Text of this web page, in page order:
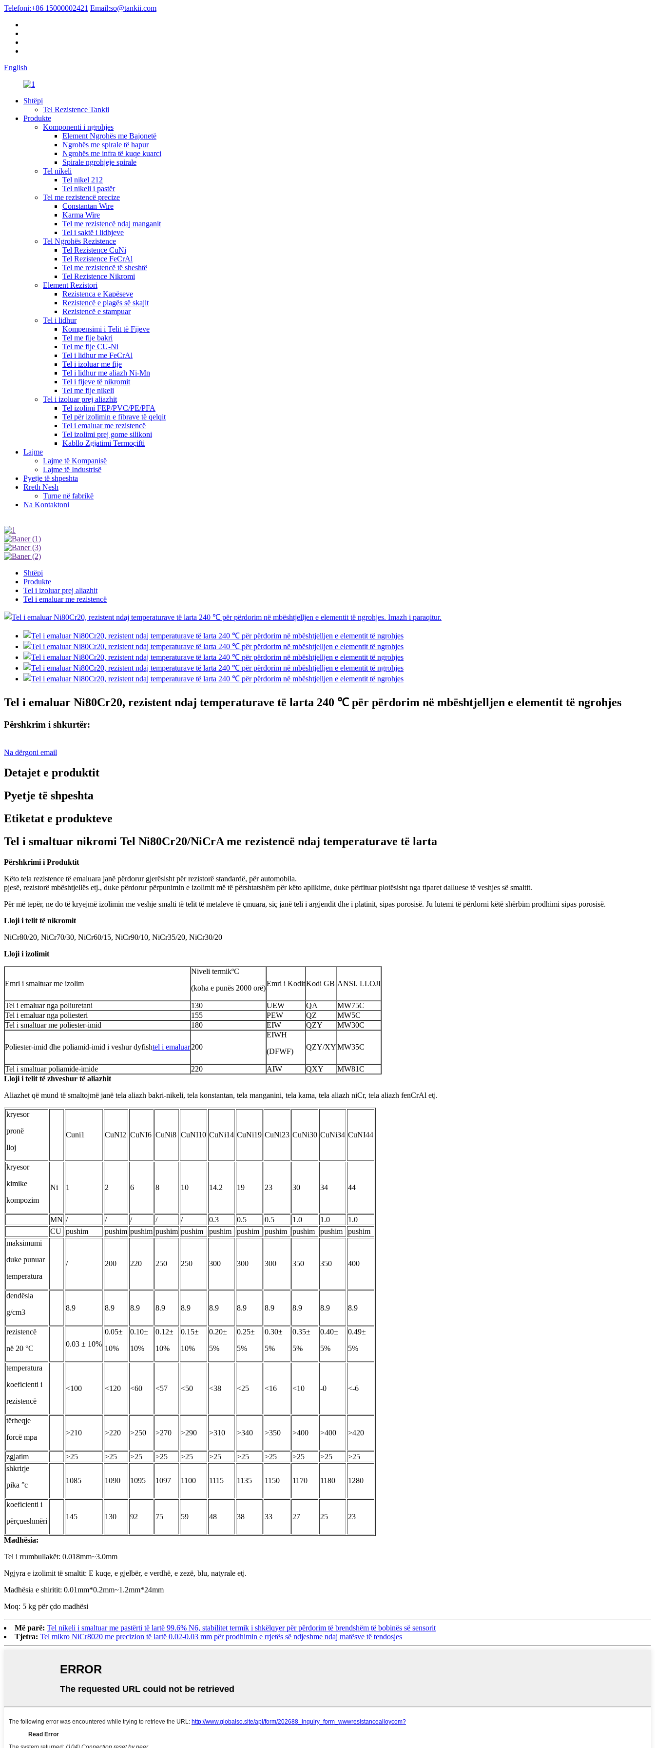
Telefoni:+86 15000002421 Email:so@tankii.com
English
Shtëpi
Tel Rezistence Tankii
Produkte
Komponenti i ngrohjes
Element Ngrohës me Bajonetë
Ngrohës me spirale të hapur
Ngrohës me infra të kuqe kuarci
Spirale ngrohjeje spirale
Tel nikeli
Tel nikel 212
Tel nikeli i pastër
Tel me rezistencë precize
Constantan Wire
Karma Wire
Tel me rezistencë ndaj manganit
Tel i saktë i lidhjeve
Tel Ngrohës Rezistence
Tel Rezistence CuNi
Tel Rezistence FeCrAl
Tel me rezistencë të sheshtë
Tel Rezistence Nikromi
Element Rezistori
Rezistenca e Kapëseve
Rezistencë e plagës së skajit
Rezistencë e stampuar
Tel i lidhur
Kompensimi i Telit të Fijeve
Tel me fije bakri
Tel me fije CU-Ni
Tel i lidhur me FeCrAl
Tel i izoluar me fije
Tel i lidhur me aliazh Ni-Mn
Tel i fijeve të nikromit
Tel me fije nikeli
Tel i izoluar prej aliazhit
Tel izolimi FEP/PVC/PE/PFA
Tel për izolimin e fibrave të qelqit
Tel i emaluar me rezistencë
Tel izolimi prej gome silikoni
Kabllo Zgjatimi Termoçifti
Lajme
Lajme të Kompanisë
Lajme të Industrisë
Pyetje të shpeshta
Rreth Nesh
Turne në fabrikë
Na Kontaktoni
Shtëpi
Produkte
Tel i izoluar prej aliazhit
Tel i emaluar me rezistencë
Tel i emaluar Ni80Cr20, rezistent ndaj temperaturave të larta 240 ℃ për përdorim në mbështjelljen e elementit të ngrohjes
Përshkrim i shkurtër:
Na dërgoni email
Detajet e produktit
Pyetje të shpeshta
Etiketat e produkteve
Tel i smaltuar nikromi Tel Ni80Cr20/NiCrA me rezistencë ndaj temperaturave të larta
Përshkrimi i Produktit
Këto tela rezistence të emaluara janë përdorur gjerësisht për rezistorë standardë, për automobila.
pjesë, rezistorë mbështjellës etj., duke përdorur përpunimin e izolimit më të përshtatshëm për këto aplikime, duke përfituar plotësisht nga tiparet dalluese të veshjes së smaltit.
Për më tepër, ne do të kryejmë izolimin me veshje smalti të telit të metaleve të çmuara, siç janë teli i argjendit dhe i platinit, sipas porosisë. Ju lutemi të përdorni këtë shërbim prodhimi sipas porosisë.
Lloji i telit të nikromit
NiCr80/20, NiCr70/30, NiCr60/15, NiCr90/10, NiCr35/20, NiCr30/20
Lloji i izolimit
Emri i smaltuar me izolim
Niveli termikºC
(koha e punës 2000 orë)
Emri i KoditKodi GB ANSI. LLOJI
Tel i emaluar nga poliuretani 130 UEW QA
MW75C
Tel i emaluar nga poliesteri
155 PEW QZ
MW5C
Tel i smaltuar me poliester-imid
180 EIW QZY MW30C
Poliester-imid dhe poliamid-imid i veshur dyfishtel i emaluar200
EIWH
(DFWF)
QZY/XYMW35C
Tel i smaltuar poliamide-imide 220 AIW QXY
MW81C
Lloji i telit të zhveshur të aliazhit
Aliazhet që mund të smaltojmë janë tela aliazh bakri-nikeli, tela konstantan, tela manganini, tela kama, tela aliazh niCr, tela aliazh fenCrAl etj.
kryesor
pronë
lloj
Cuni1 CuNI2 CuNI6 CuNi8 CuNI10 CuNi14 CuNi19 CuNi23 CuNi30 CuNi34 CuNI44
kryesor
kimike
kompozim
Ni 1 2 6 8 10 14.2 19 23 30 34 44
MN / / / / / 0.3 0.5 0.5 1.0 1.0
1.0
CU pushim pushim pushim pushim pushim pushim pushim pushim pushim pushim
pushim
maksimumi
duke punuar
temperatura
/ 200 220 250 250 300 300 300 350 350 400
dendësia
g/cm3
8.9 8.9 8.9 8.9 8.9 8.9 8.9 8.9 8.9 8.9 8.9
rezistencë
në 20 °C
0.03 ± 10%
0.05±
10%
0.10±
10%
0.12±
10%
0.15±
10%
0.20±
5%
0.25±
5%
0.30±
5%
0.35±
5%
0.40±
5%
0.49±
5%
temperatura
koeficienti i
rezistencë
<100 <120 <60 <57 <50 <38 <25 <16 <10 -0 <-6
tërheqje
forcë mpa
>210 >220 >250 >270 >290 >310 >340 >350 >400 >400 >420
zgjatim >25 >25 >25 >25 >25 >25 >25 >25 >25 >25
>25
shkrirje
pika °c
1085 1090 1095 1097 1100 1115 1135 1150 1170 1180 1280
koeficienti i
përçueshmëri
145 130 92 75 59 48 38 33 27 25 23
Madhësia:
Tel i rrumbullakët: 0.018mm~3.0mm
Ngjyra e izolimit të smaltit: E kuqe, e gjelbër, e verdhë, e zezë, blu, natyrale etj.
Madhësia e shiritit: 0.01mm*0.2mm~1.2mm*24mm
Moq: 5 kg për çdo madhësi
Më parë: Tel nikeli i smaltuar me pastërti të lartë 99.6% N6, stabilitet termik i shkëlqyer për përdorim të brendshëm të bobinës së sensorit
Tjetra: Tel mikro NiCr8020 me precizion të lartë 0.02-0.03 mm për prodhimin e rrjetës së ndjeshme ndaj matësve të tendosjes